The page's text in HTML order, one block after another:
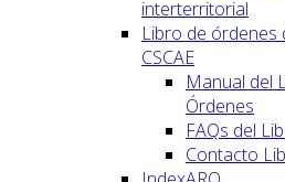
interterritorial
Libro de órdenes
CSCAE
Manual del
Órdenes
FAQs del
Contacto